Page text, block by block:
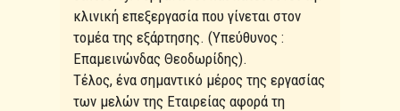
κλινική επεξεργασία που γίνεται στον
τομέα της εξάρτησης. (Υπεύθυνος :
Επαμεινώνδας Θεοδωρίδης).
Τέλος, ένα σημαντικό μέρος της εργασίας
των μελών της Εταιρείας αφορά τη